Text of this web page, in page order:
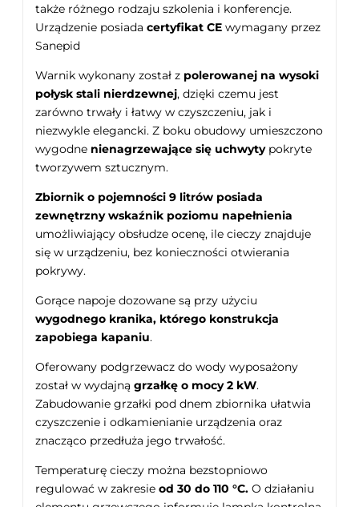
także różnego rodzaju szkolenia i konferencje.
Urządzenie posiada certyfikat CE wymagany przez
Sanepid
Warnik wykonany został z polerowanej na wysoki
połysk stali nierdzewnej, dzięki czemu jest
zarówno trwały i łatwy w czyszczeniu, jak i
niezwykle elegancki. Z boku obudowy umieszczono
wygodne nienagrzewające się uchwytypokryte
tworzywem sztucznym.
Zbiornik o pojemności 9 litrów posiada
zewnętrzny wskaźnik poziomu napełnienia
umożliwiający obsłudze ocenę, ile cieczy znajduje
się w urządzeniu, bez konieczności otwierania
pokrywy.
Gorące napoje dozowane są przy użyciu
wygodnego kranika, którego konstrukcja
zapobiega kapaniu.
Oferowany podgrzewacz do wody wyposażony
został w wydajną grzałkę o mocy 2 kW.
Zabudowanie grzałki pod dnem zbiornika ułatwia
czyszczenie i odkamienianie urządzenia oraz
znacząco przedłuża jego trwałość.
Temperaturę cieczy można bezstopniowo
regulować w zakresie od 30 do 110 °C. O działaniu